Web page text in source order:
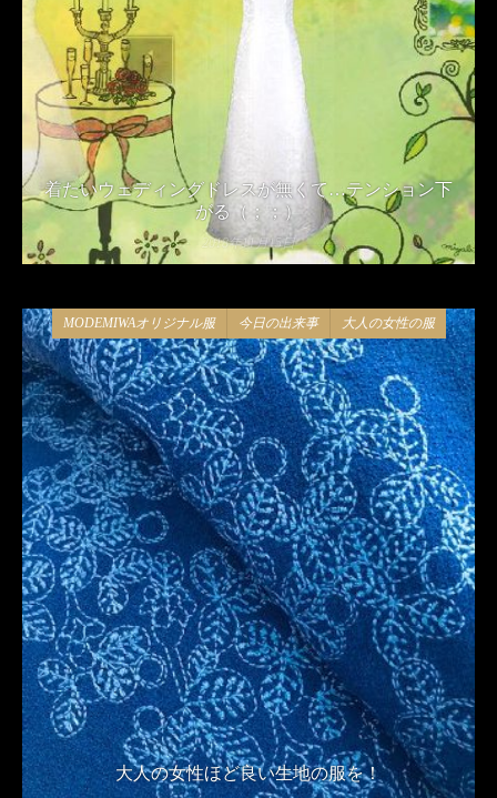
着たいウェディングドレスが無くて…テンション下
がる（；；）
2018年11月15日
MODEMIWAオリジナル服 今日の出来事 大人の女性の服
大人の女性ほど良い生地の服を！